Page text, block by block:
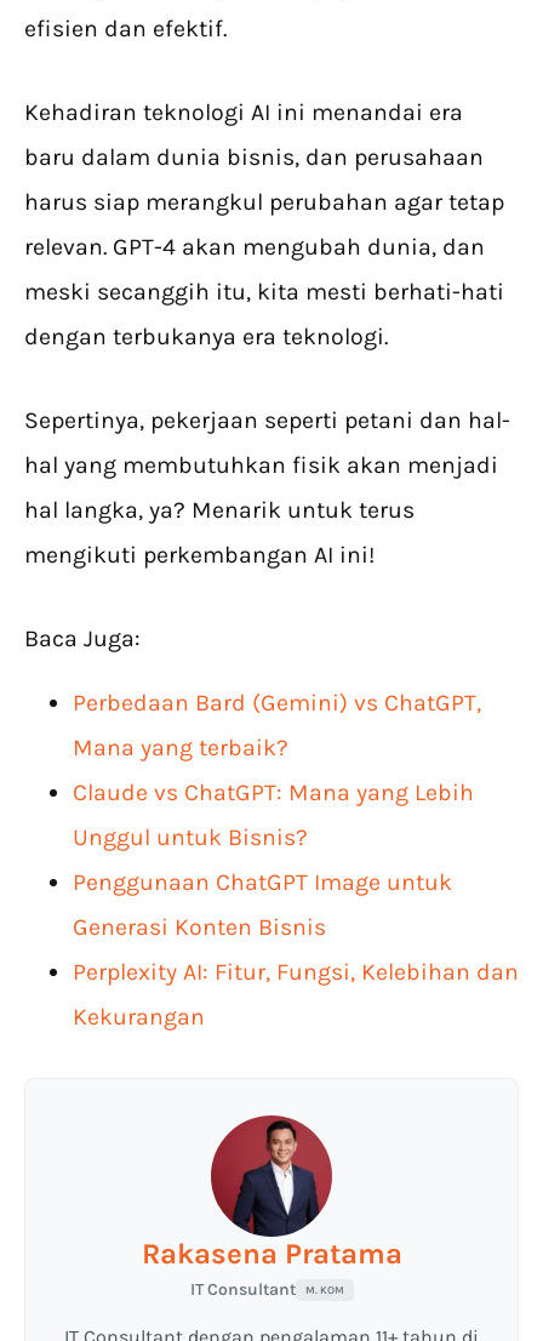
efisien dan efektif.
Kehadiran teknologi AI ini menandai era
baru dalam dunia bisnis, dan perusahaan
harus siap merangkul perubahan agar tetap
relevan. GPT-4 akan mengubah dunia, dan
meski secanggih itu, kita mesti berhati-hati
dengan terbukanya era teknologi.
Sepertinya, pekerjaan seperti petani dan hal-
hal yang membutuhkan fisik akan menjadi
hal langka, ya? Menarik untuk terus
mengikuti perkembangan AI ini!
Baca Juga:
Perbedaan Bard (Gemini) vs ChatGPT,
Mana yang terbaik?
Claude vs ChatGPT: Mana yang Lebih
Unggul untuk Bisnis?
Penggunaan ChatGPT Image untuk
Generasi Konten Bisnis
Perplexity AI: Fitur, Fungsi, Kelebihan dan
Kekurangan
Rakasena Pratama
IT Consultant M. KOM